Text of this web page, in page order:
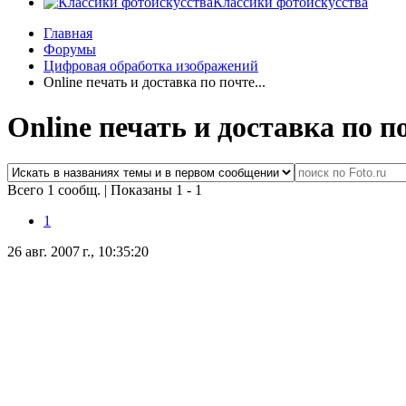
Главная
Форумы
Цифровая обработка изображений
Online печать и доставка по почте...
Online печать и доставка по
Всего 1 сообщ. | Показаны 1 - 1
1
26 авг. 2007 г., 10:35:20